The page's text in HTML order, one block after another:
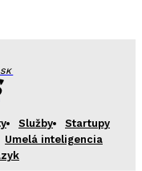
SK
Služby
Startupy
Umelá inteligencia